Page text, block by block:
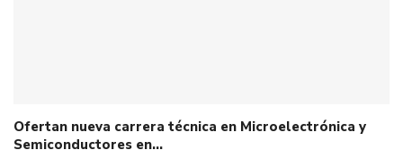
Ofertan nueva carrera técnica en Microelectrónica y
Semiconductores en…